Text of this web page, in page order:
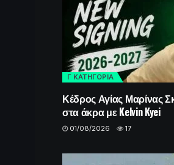
Γ ΚΑΤΗΓΟΡΙΑ
Κέδρος Αγίας Μαρίνας
στα άκρα με Kelvin Kyei
01/08/2026 17